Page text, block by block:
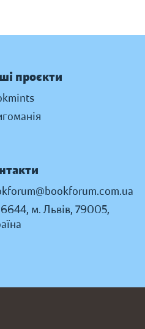
проєкти
м. Львів, 79005,